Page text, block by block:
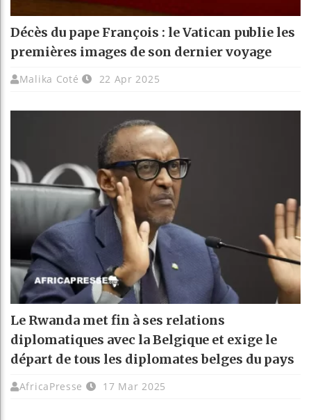
Décès du pape François : le Vatican publie les
premières images de son dernier voyage
Malika Coté 22 Apr 2025
Le Rwanda met fin à ses relations
diplomatiques avec la Belgique et exige le
départ de tous les diplomates belges du pays
AfricaPresse 17 Mar 2025